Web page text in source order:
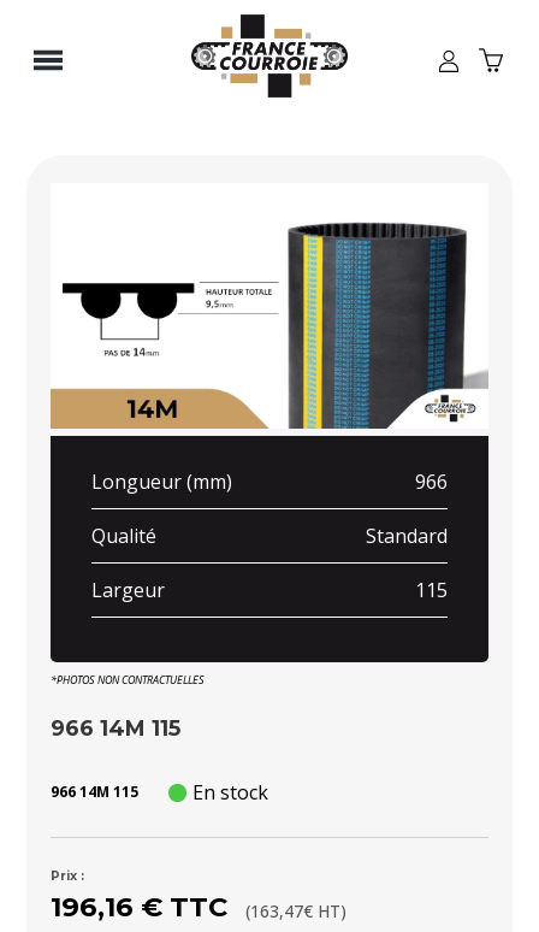
Longueur (mm) 966
Qualité Standard
Largeur 115
*PHOTOS NON CONTRACTUELLES
966 14M 115
966 14M 115 En stock
Prix :
196,16 € TTC (163,47€ HT)
Panneau de gestion des cookies